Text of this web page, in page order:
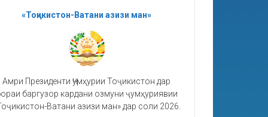
«Тоҷикистон-Ватани азизи ман»
Амри Президенти Ҷумҳурии Тоҷикистон дар
баргузор кардани озмуни ҷумҳуриявии
Ватани азизи ман» дар соли 2026.